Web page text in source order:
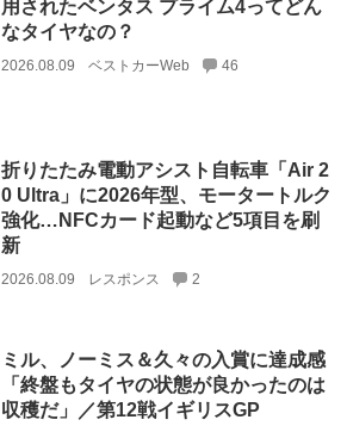
用されたベンタス プライム4ってどん
なタイヤなの？
2026.08.09 ベストカーWeb 46
折りたたみ電動アシスト自転車「Air 2
0 Ultra」に2026年型、モータートルク
強化…NFCカード起動など5項目を刷
新
2026.08.09 レスポンス 2
ミル、ノーミス＆久々の入賞に達成感
「終盤もタイヤの状態が良かったのは
収穫だ」／第12戦イギリスGP